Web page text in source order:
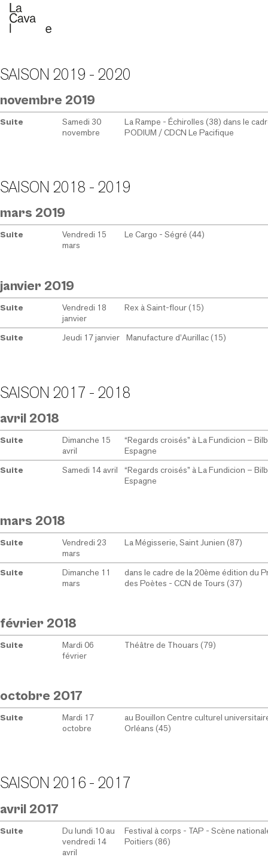
SAISON 2019 - 2020
novembre 2019
Suite
Samedi 30
novembre
La Rampe - Échirolles (38) dans le
PODIUM / CDCN Le Pacifique
SAISON 2018 - 2019
mars 2019
Suite
Vendredi 15
mars
Le Cargo - Ségré (44)
janvier 2019
Suite
Vendredi 18
janvier
Rex à Saint-flour (15)
Suite Jeudi 17 janvier Manufacture d’Aurillac (15)
SAISON 2017 - 2018
avril 2018
Suite
Dimanche 15
avril
“Regards croisés” à La Fundicion –
Espagne
Suite Samedi 14 avril
“Regards croisés” à La Fundicion –
Espagne
mars 2018
Suite
Vendredi 23
mars
La Mégisserie, Saint Junien (87)
Suite
Dimanche 11
mars
dans le cadre de la 20ème édition du
des Poètes - CCN de Tours (37)
février 2018
Suite
Mardi 06
février
Théâtre de Thouars (79)
octobre 2017
Suite
Mardi 17
octobre
au Bouillon Centre culturel
Orléans (45)
SAISON 2016 - 2017
avril 2017
Suite
Du lundi 10 au
vendredi 14
avril
Festival à corps - TAP - Scène
Poitiers (86)